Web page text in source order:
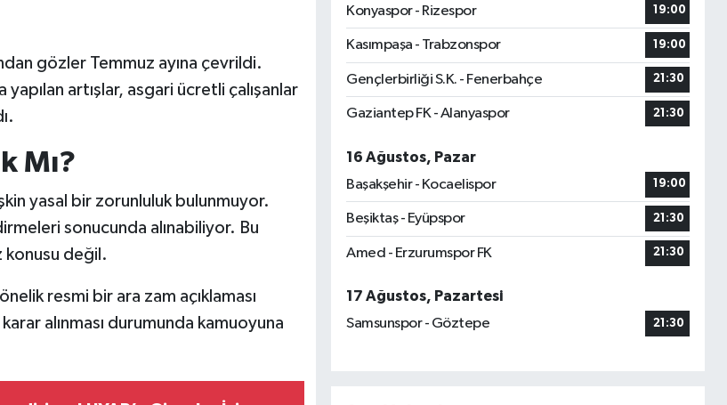
gözler Temmuz ayına çevrildi.
artışlar, asgari ücretli çalışanlar
Mı?
yasal bir zorunluluk bulunmuyor.
sonucunda alınabiliyor. Bu
konusu değil.
resmi bir ara zam açıklaması
alınması durumunda kamuoyuna
Konyaspor - Rizespor
19:00
Kasımpaşa - Trabzonspor 19:00
Gençlerbirliği S.K. - Fenerbahçe 21:30
Gaziantep FK - Alanyaspor 21:30
16 Ağustos, Pazar
Başakşehir - Kocaelispor
19:00
Beşiktaş - Eyüpspor 21:30
Amed - Erzurumspor FK 21:30
17 Ağustos, Pazartesi
Samsunspor - Göztepe
21:30